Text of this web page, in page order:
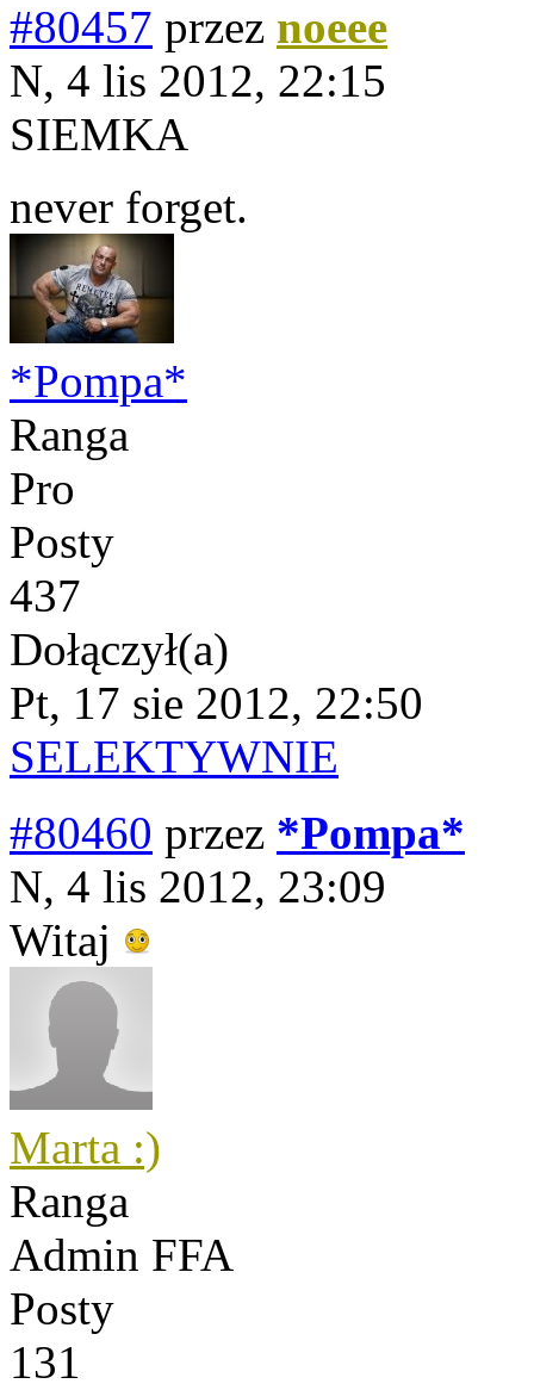
#80457 przez noeee
N, 4 lis 2012, 22:15
SIEMKA
never forget.
*Pompa*
Ranga
Pro
Posty
437
Dołączył(a)
Pt, 17 sie 2012, 22:50
SELEKTYWNIE
#80460 przez *Pompa*
N, 4 lis 2012, 23:09
Witaj
Marta :)
Ranga
Admin FFA
Posty
131